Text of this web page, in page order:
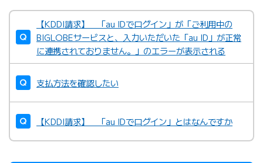
【KDDI請求】 「au IDでログイン」が「ご利用中の
BIGLOBEサービスと、入力いただいた「au ID」が正常
に連携されておりません。」のエラーが表示される
支払方法を確認したい
【KDDI請求】 「au IDでログイン」とはなんですか